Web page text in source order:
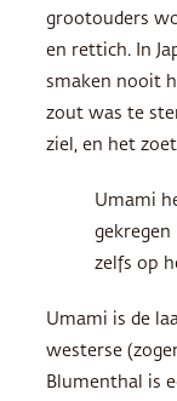
grootouders
en rettich. In
smaken nooit
zout was te
ziel, en het
Umami
gekregen
zelfs op
Umami is de
westerse
Blumenthal is